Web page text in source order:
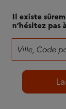
Il existe
n’hésitez